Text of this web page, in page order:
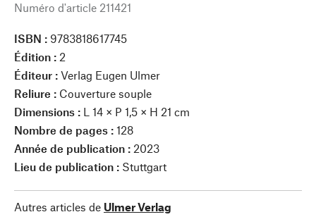
Numéro d'article 211421
ISBN : 9783818617745
Édition : 2
Éditeur : Verlag Eugen Ulmer
Reliure : Couverture souple
Dimensions : L 14 × P 1,5 × H 21 cm
Nombre de pages : 128
Année de publication : 2023
Lieu de publication : Stuttgart
Autres articles de Ulmer Verlag